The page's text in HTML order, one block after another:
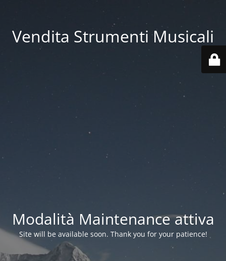
Vendita Strumenti Musicali
Modalità Maintenance attiva
Site will be available soon. Thank you for your patience!